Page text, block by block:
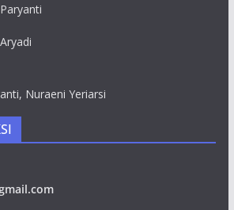
Aryadi
Nuraeni Yeriarsi